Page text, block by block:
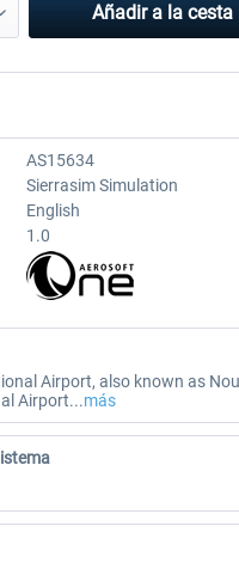
Añadir a la cesta
AS15634
Sierrasim Simulation
English
1.0
Airport, also known as
Airport...más